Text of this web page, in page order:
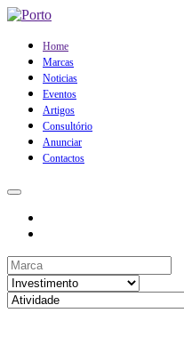
Home
Marcas
Noticias
Eventos
Artigos
Consultório
Anunciar
Contactos